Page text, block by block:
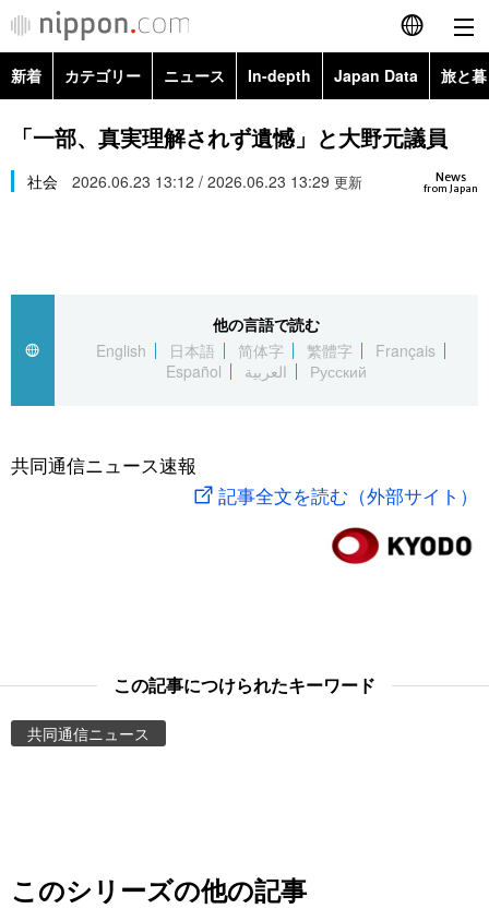
English
简体字
繁體字
العربية
社会
旅と暮らし
東京
新着 カテゴリー ニュース In-depth Japan Data 旅と
政治・外交
経済・ビジネス
社会
文化
科学・技術
暮らし
Topics
Images
お知らせ
「一部、真実理解されず遺憾」と大野元議員
News
from Japan
社会 2026.06.23 13:12 / 2026.06.23 13:29 更新
他の言語で読む
English
日本語 简体字 繁體字
Français
Español
العربية Русский
共同通信ニュース速報
記事全文を読む（外部サイト）
この記事につけられたキーワード
共同通信ニュース
このシリーズの他の記事